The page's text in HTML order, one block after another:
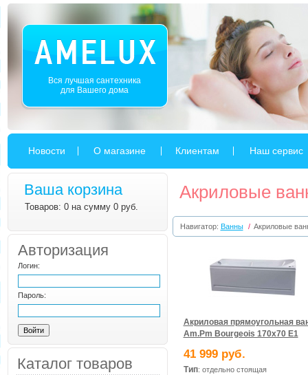
Вся лучшая сантехника
для Вашего дома
Новости О магазине Клиентам Наш сервис
Ваша корзина
Товаров: 0 на сумму 0 руб.
Авторизация
Логин:
Пароль:
Каталог товаров
Акриловые
Навигатор: Ванны / Акриловые
Акриловая прямоугольная
Am.Pm Bourgeois 170х70 E1
41 999 руб.
Тип: отдельно стоящая